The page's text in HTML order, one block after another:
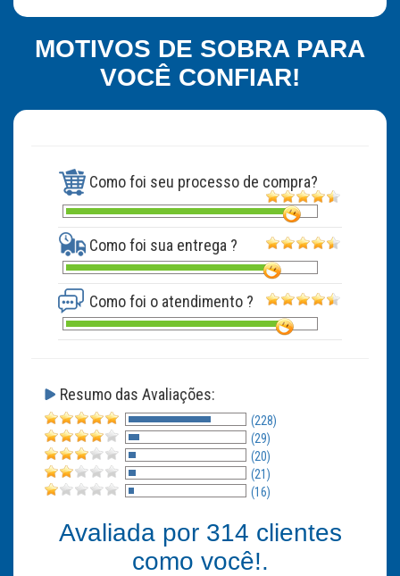
MOTIVOS DE SOBRA PARA
VOCÊ CONFIAR!
Como foi seu processo de compra?
Como foi sua entrega ?
Como foi o atendimento ?
Resumo das Avaliações:
(228)
(29)
(20)
(21)
(16)
Avaliada por 314 clientes
como você!.